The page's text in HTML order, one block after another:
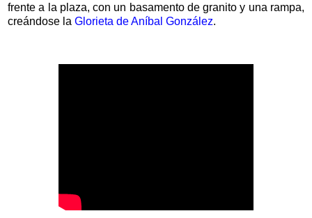
frente a la plaza, con un basamento de granito y una rampa,
creándose la Glorieta de Aníbal González.